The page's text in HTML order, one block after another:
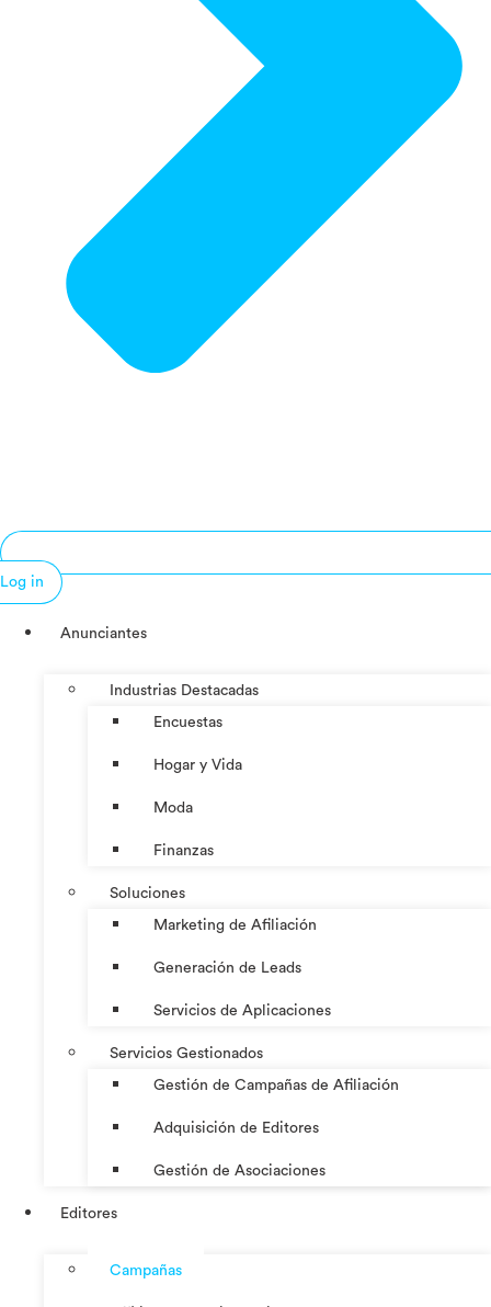
Log in
Anunciantes
Industrias Destacadas
Encuestas
Hogar y Vida
Moda
Finanzas
Soluciones
Marketing de Afiliación
Generación de Leads
Servicios de Aplicaciones
Servicios Gestionados
Gestión de Campañas de Afiliación
Adquisición de Editores
Gestión de Asociaciones
Editores
Campañas